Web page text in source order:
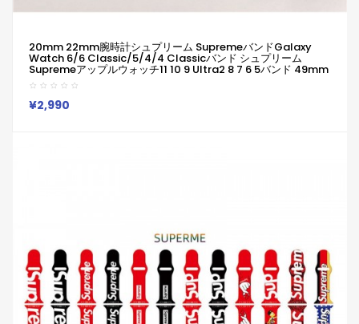
20mm 22mm腕時計シュプリーム SupremeバンドGalaxy
Watch 6/6 Classic/5/4/4 Classicバンド シュプリーム
Supremeアップルウォッチ11 10 9 Ultra2 8 7 6 5バンド 49mm
45mm ハイブランド柔らかい 通気性 防水 防汗 男女兼用
Galaxy/appleなどウォッチ対応
¥2,990